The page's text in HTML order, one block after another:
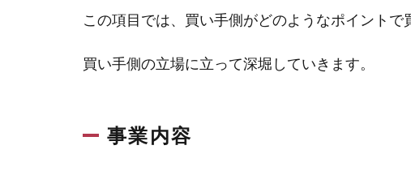
この項目では、買い手側がどのようなポイントで
買い手側の立場に立って深堀していきます。
事業内容